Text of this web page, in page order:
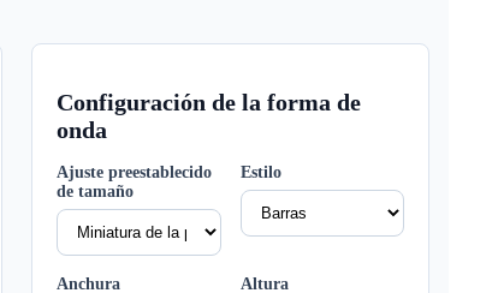
Configuración de la forma de
onda
Ajuste preestablecido
de tamaño
Estilo
Anchura Altura